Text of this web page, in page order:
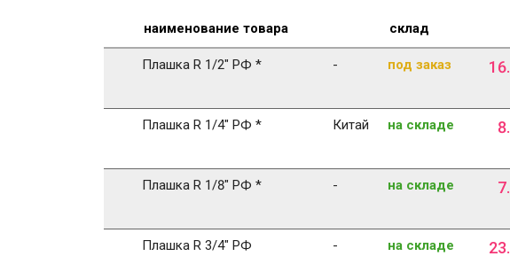
наименование товара склад
Плашка R 1/2" РФ * - под заказ 16.
Плашка R 1/4" РФ * Китай на складе 8.
Плашка R 1/8" РФ * - на складе 7.
Плашка R 3/4" РФ - на складе 23.